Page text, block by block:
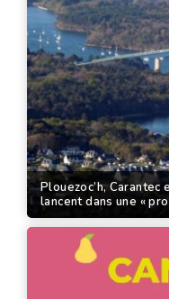
Plouezoc’h,
lancent dans une «